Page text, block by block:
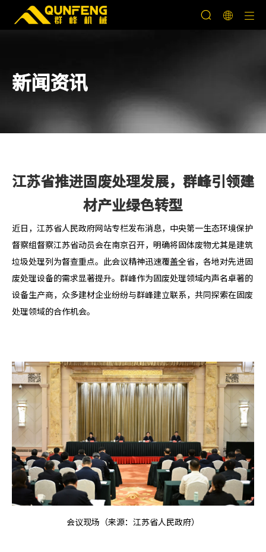
新闻资讯
江苏省推进固废处理发展，群峰引领建
材产业绿色转型
近日，江苏省人民政府网站专栏发布消息，中央第一生态环境保护
督察组督察江苏省动员会在南京召开，明确将固体废物尤其是建筑
垃圾处理列为督查重点。此会议精神迅速覆盖全省，各地对先进固
废处理设备的需求显著提升。群峰作为固废处理领域内声名卓著的
设备生产商，众多建材企业纷纷与群峰建立联系，共同探索在固废
处理领域的合作机会。
会议现场（来源：江苏省人民政府）